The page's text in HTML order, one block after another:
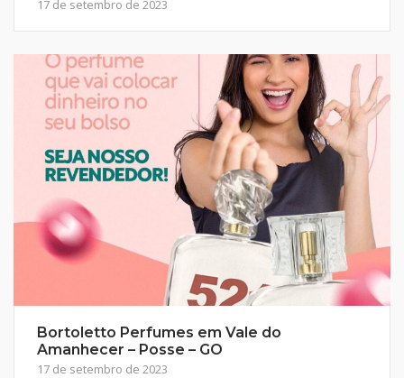
17 de setembro de 2023
Bortoletto Perfumes em Vale do
Amanhecer – Posse – GO
17 de setembro de 2023